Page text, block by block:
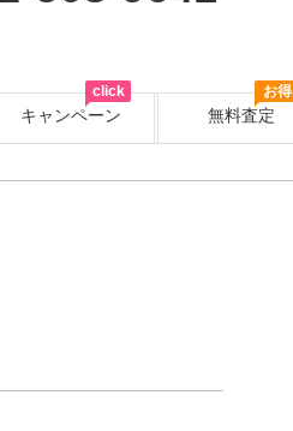
キャンペーン
お得
無料査定
click